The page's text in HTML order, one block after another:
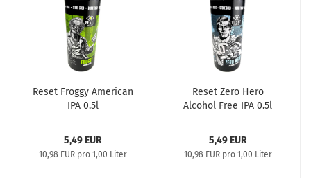
Reset Froggy American
IPA 0,5l
5,49 EUR
10,98 EUR pro 1,00 Liter
Reset Zero Hero
Alcohol Free IPA 0,5l
5,49 EUR
10,98 EUR pro 1,00 Liter